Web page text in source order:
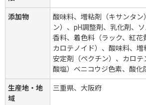
添加物
酸味料、増粘剤（キサンタン
ン）、pH調整剤、乳化剤、
香料、着色料（ラック、紅花
カロテノイド）、酸味料、増
安定剤（ペクチン）、カロ
酸塩）ベニコウジ色素、酸化
生産地・地
域
三重県、大阪府